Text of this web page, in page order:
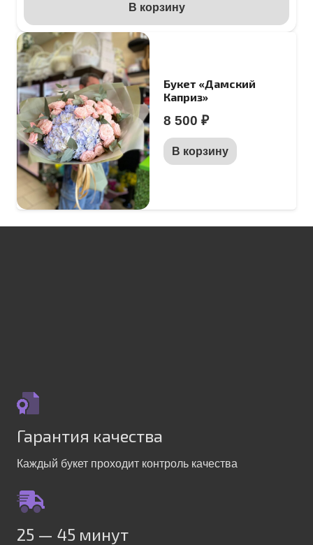
В корзину
Букет «Дамский
Каприз»
8 500 ₽
В корзину
Гарантия качества
Каждый букет проходит контроль качества
25 — 45 минут